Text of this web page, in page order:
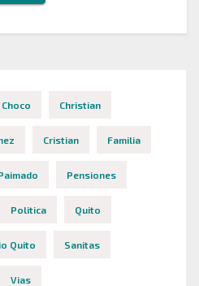
Choco Christian
Cristian Familia
Pensiones
Politica Quito
Quito Sanitas
Vias